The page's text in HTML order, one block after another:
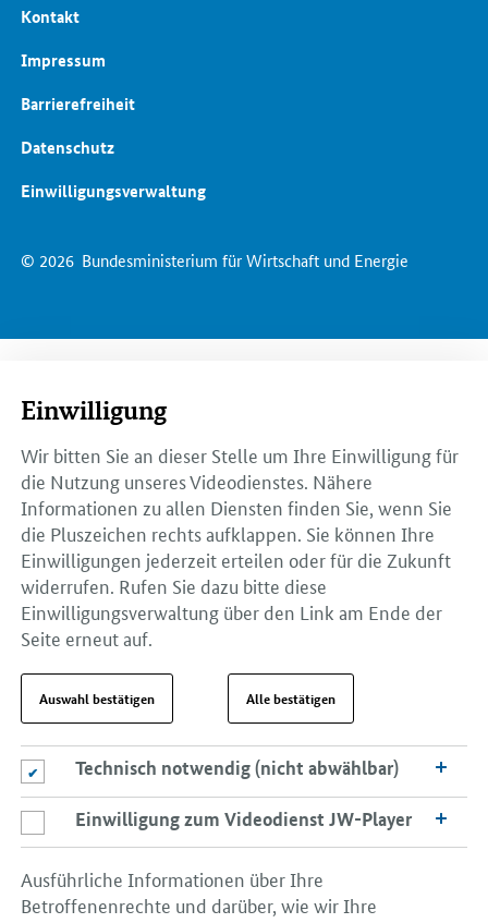
© 2026 Bundesministerium für Wirtschaft und Energie
Kontakt
Impressum
Barrierefreiheit
Datenschutz
Einwilligungsverwaltung
Einwilligung
Wir bitten Sie an dieser Stelle um Ihre Einwilligung für
die Nutzung unseres Videodienstes. Nähere
Informationen zu allen Diensten finden Sie, wenn Sie
die Pluszeichen rechts aufklappen. Sie können Ihre
Einwilligungen jederzeit erteilen oder für die Zukunft
widerrufen. Rufen Sie dazu bitte diese
Einwilligungsverwaltung über den Link am Ende der
Seite erneut auf.
Auswahl bestätigen Alle bestätigen
Technisch notwendig (nicht abwählbar)
Technisch notwendig (nicht abwählbar)
Einwilligung zum Videodienst JW-Player
Einwilligung zum Videodienst JW-Player
Ausführliche Informationen über Ihre
Betroffenenrechte und darüber, wie wir Ihre